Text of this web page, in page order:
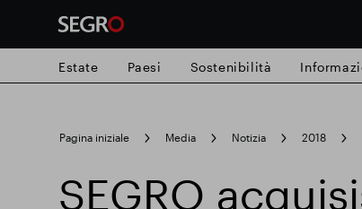
search
for
Ricerca popolare
Estate Paesi Sostenibilità
Pagina iniziale Media Notizia 2018
SEGRO